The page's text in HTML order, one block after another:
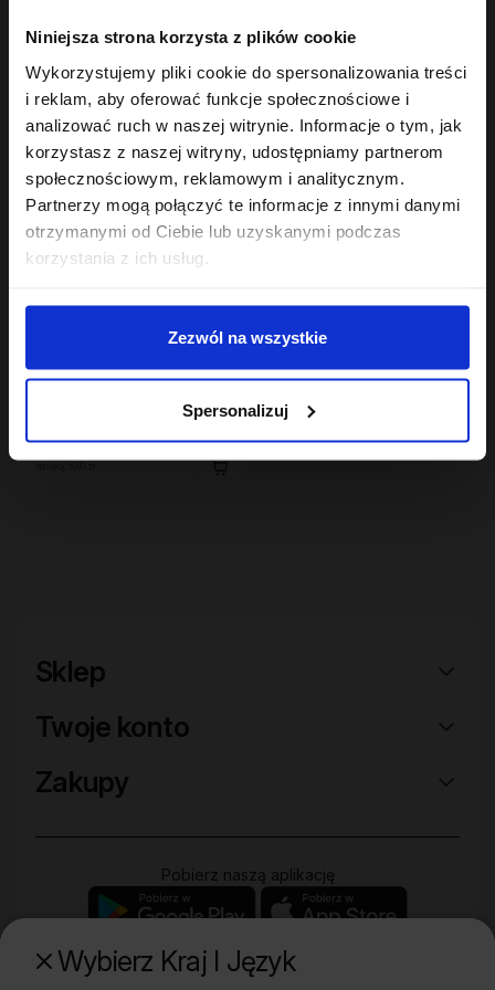
Niniejsza strona korzysta z plików cookie
Wykorzystujemy pliki cookie do spersonalizowania treści
i reklam, aby oferować funkcje społecznościowe i
analizować ruch w naszej witrynie. Informacje o tym, jak
korzystasz z naszej witryny, udostępniamy partnerom
społecznościowym, reklamowym i analitycznym.
Partnerzy mogą połączyć te informacje z innymi danymi
otrzymanymi od Ciebie lub uzyskanymi podczas
korzystania z ich usług.
Zezwól na wszystkie
Spersonalizuj
Wybierz Kraj I Język
Aktywator skrętu w
24,49 zł
Najniższa cena z 30 dni przed
24,49 zł
Stylizator proteinowy
kręconych 200ml
7,29 zł
Najniższa cena z 30 dni przed
obniżką:
Hair Of The Day By ONLYBIO
stylizacji fal i loków
6,90 zł
OUTLET
Sklep
Twoje konto
Zakupy
Pobierz naszą aplikację
Poznaj naszą drugą markę